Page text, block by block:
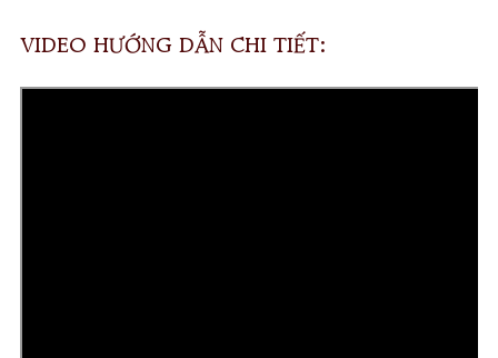
VIDEO HƯỚNG DẪN CHI TIẾT: